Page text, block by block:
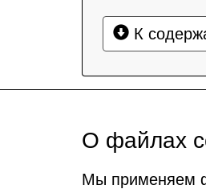
К
О файлах
Мы применяем